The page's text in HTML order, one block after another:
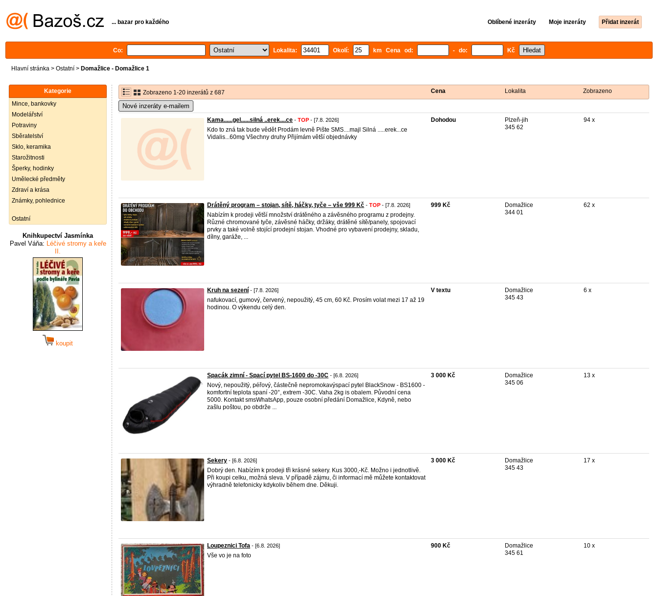
... bazar pro každého Oblíbené inzeráty Moje inzeráty Přidat inzerát
Co: Lokalita: Okolí: km Cena od: - do: Kč
Hlavní stránka > Ostatní > Domažlice - Domažlice 1
Kategorie
Mince, bankovky
Modelářství
Potraviny
Sběratelství
Sklo, keramika
Starožitnosti
Šperky, hodinky
Umělecké předměty
Zdraví a krása
Známky, pohlednice
Ostatní
Knihkupectví Jasmínka
Pavel Váňa: Léčivé stromy a keře
II.
koupit
Zobrazeno 1-20 inzerátů z 687 Cena Lokalita Zobrazeno
Nové inzeráty e-mailem
Kama......gel......silná ..erek....ce - TOP - [7.8. 2026]
Kdo to zná tak bude vědět Prodám levně Pište SMS....majl Silná .....erek...ce
Vidalis...60mg Všechny druhy Přijímám větší objednávky
Dohodou
Plzeň-jih
345 62
94 x
Drátěný program – stojan, sítě, háčky, tyče – vše 999 Kč - TOP - [7.8. 2026]
Nabízím k prodeji větší množství drátěného a závěsného programu z prodejny.
Různé chromované tyče, závěsné háčky, držáky, drátěné sítě/panely, spojovací
prvky a také volně stojící prodejní stojan. Vhodné pro vybavení prodejny, skladu,
dílny, garáže, ...
999 Kč
Domažlice
344 01
62 x
Kruh na sezení - [7.8. 2026]
nafukovací, gumový, červený, nepoužitý, 45 cm, 60 Kč. Prosím volat mezi 17 až 19
hodinou. O výkendu celý den.
V textu
Domažlice
345 43
6 x
Spacák zimní - Spací pytel BS-1600 do -30C - [6.8. 2026]
Nový, nepoužitý, péřový, částečně nepromokavýspací pytel BlackSnow - BS1600 -
komfortní teplota spaní -20°, extrem -30C. Vaha 2kg is obalem. Původní cena
5000. Kontakt smsWhatsApp, pouze osobní předání Domažlice, Kdyně, nebo
zašlu poštou, po obdrže ...
3 000 Kč
Domažlice
345 06
13 x
Sekery - [6.8. 2026]
Dobrý den. Nabízím k prodeji tři krásné sekery. Kus 3000,-Kč. Možno i jednotlivě.
Při koupi celku, možná sleva. V případě zájmu, či informací mě můžete kontaktovat
výhradně telefonicky kdykoliv během dne. Děkuji.
3 000 Kč
Domažlice
345 43
17 x
Loupeznici Tofa - [6.8. 2026]
Vše vo je na foto
900 Kč
Domažlice
345 61
10 x